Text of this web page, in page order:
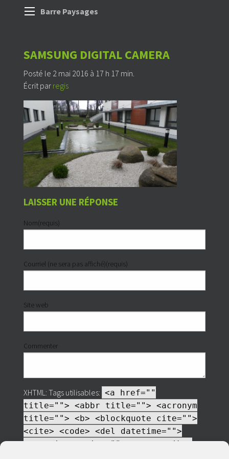
Barre Paysages
SAMSUNG DIGITAL CAMERA
Posté le 2 mai 2016 à 17 h 17 min.
Écrit par regis
LAISSER UNE RÉPONSE
Nom(requis)
Courriel (ne sera pas affiché)(requis)
Site web
Commenter
XHTML: Tags utilisables: <a href=""
title=""> <abbr title=""> <acronym
title=""> <b> <blockquote cite="">
<cite> <code> <del datetime="">
<em> <i> <q cite=""> <s> <strike>